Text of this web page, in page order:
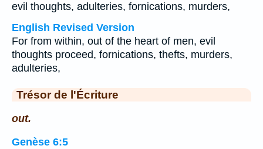
evil thoughts, adulteries, fornications, murders,
English Revised Version
For from within, out of the heart of men, evil
thoughts proceed, fornications, thefts, murders,
adulteries,
Trésor de l'Écriture
out.
Genèse 6:5